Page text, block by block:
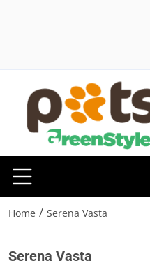
Home / Serena Vasta
Serena Vasta